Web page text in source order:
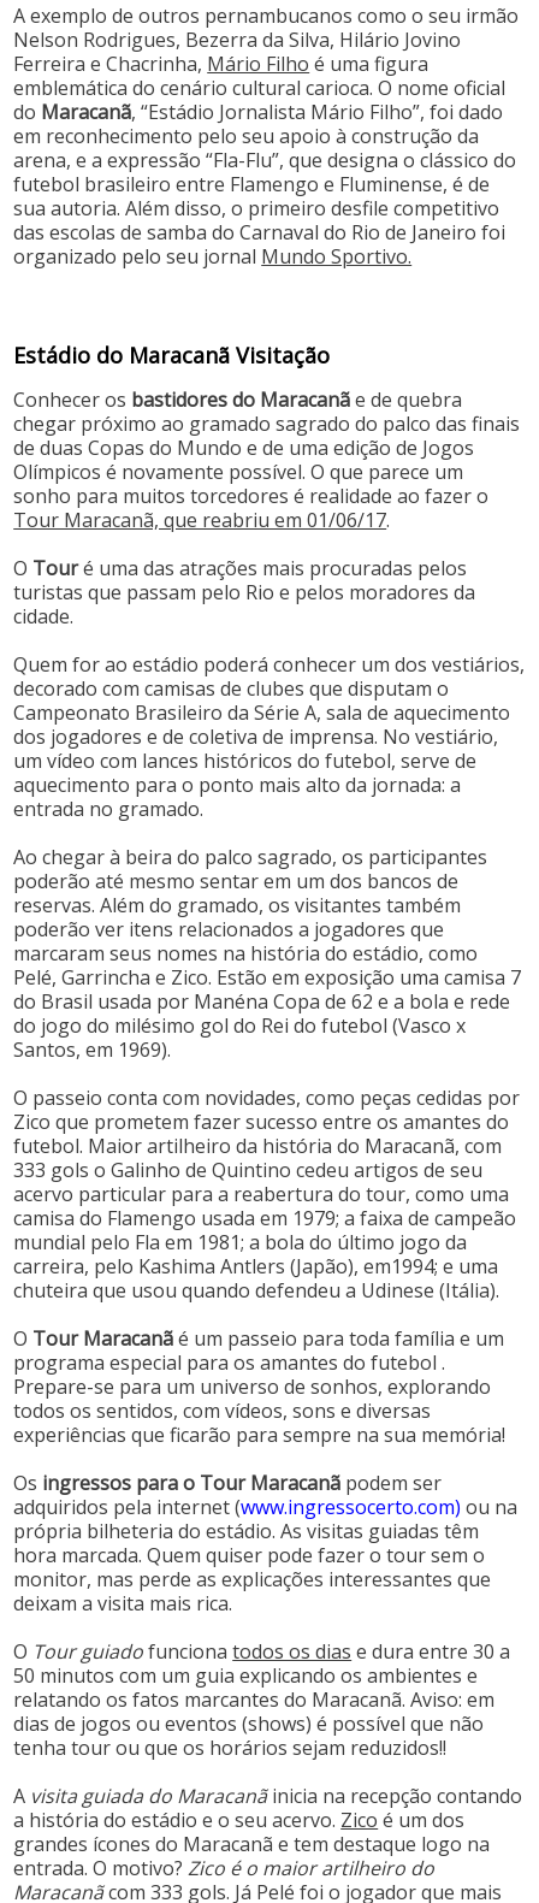
A exemplo de outros pernambucanos como o seu irmão
Nelson Rodrigues, Bezerra da Silva, Hilário Jovino
Ferreira e Chacrinha, Mário Filho é uma figura
emblemática do cenário cultural carioca. O nome oficial
do Maracanã, “Estádio Jornalista Mário Filho”, foi dado
em reconhecimento pelo seu apoio à construção da
arena, e a expressão “Fla-Flu”, que designa o clássico do
futebol brasileiro entre Flamengo e Fluminense, é de
sua autoria. Além disso, o primeiro desfile competitivo
das escolas de samba do Carnaval do Rio de Janeiro foi
organizado pelo seu jornal Mundo Sportivo.
Estádio do Maracanã Visitação
Conhecer os bastidores do Maracanãe de quebra
chegar próximo ao gramado sagrado do palco das finais
de duas Copas do Mundo e de uma edição de Jogos
Olímpicos é novamente possível. O que parece um
sonho para muitos torcedores é realidade ao fazer o
Tour Maracanã, que reabriu em 01/06/17.
O Touré uma das atrações mais procuradas pelos
turistas que passam pelo Rio e pelos moradores da
cidade.
Quem for ao estádio poderá conhecer um dos vestiários,
decorado com camisas de clubes que disputam o
Campeonato Brasileiro da Série A, sala de aquecimento
dos jogadores e de coletiva de imprensa. No vestiário,
um vídeo com lances históricos do futebol, serve de
aquecimento para o ponto mais alto da jornada: a
entrada no gramado.
Ao chegar à beira do palco sagrado, os participantes
poderão até mesmo sentar em um dos bancos de
reservas. Além do gramado, os visitantes também
poderão ver itens relacionados a jogadores que
marcaram seus nomes na história do estádio, como
Pelé, Garrincha e Zico. Estão em exposição uma camisa 7
do Brasil usada por Manéna Copa de 62 e a bola e rede
do jogo do milésimo gol do Rei do futebol (Vasco x
Santos, em 1969).
O passeio conta com novidades, como peças cedidas por
Zico que prometem fazer sucesso entre os amantes do
futebol. Maior artilheiro da história do Maracanã, com
333 gols o Galinho de Quintino cedeu artigos de seu
acervo particular para a reabertura do tour, como uma
camisa do Flamengo usada em 1979; a faixa de campeão
mundial pelo Fla em 1981; a bola do último jogo da
carreira, pelo Kashima Antlers (Japão), em1994; e uma
chuteira que usou quando defendeu a Udinese (Itália).
O Tour Maracanãé um passeio para toda família e um
programa especial para os amantes do futebol .
Prepare-se para um universo de sonhos, explorando
todos os sentidos, com vídeos, sons e diversas
experiências que ficarão para sempre na sua memória!
Os ingressos para o Tour Maracanã podem ser
adquiridos pela internet (www.ingressocerto.com) ou na
própria bilheteria do estádio. As visitas guiadas têm
hora marcada. Quem quiser pode fazer o tour sem o
monitor, mas perde as explicações interessantes que
deixam a visita mais rica.
O Tour guiadofuncionatodos os dias e dura entre 30 a
50 minutos com um guia explicando os ambientes e
relatando os fatos marcantes do Maracanã. Aviso: em
dias de jogos ou eventos (shows) é possível que não
tenha tour ou que os horários sejam reduzidos!!
A visita guiada do Maracanãinicia na recepção contando
a história do estádio e o seu acervo. Zico é um dos
grandes ícones do Maracanã e tem destaque logo na
entrada. O motivo?Zico é o maior artilheiro do
Maracanãcom 333 gols. Já Pelé foi o jogador que mais